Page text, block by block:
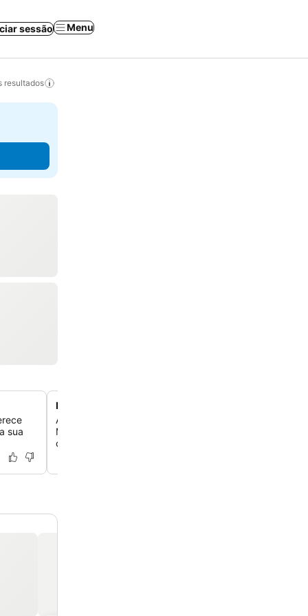
sessão Menu
resultados
sua
Localização privilegiada perto do centro histórico
Aproveite o fácil acesso ao centro histórico de Santos,
Museu do Café e o Museu Pelé, com muitas atrações a
caminhada.